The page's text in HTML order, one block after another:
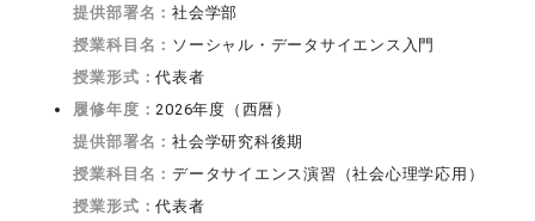
提供部署名：社会学部
授業科目名： ソーシャル・データサイエンス入門
授業形式：代表者
履修年度：2026年度（西暦）
提供部署名：社会学研究科後期
授業科目名：データサイエンス演習（社会心理学応用）
授業形式：代表者